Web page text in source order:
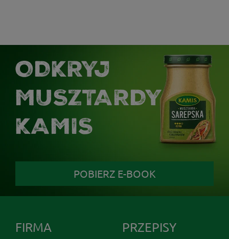
ODKRYJ
MUSZTARDY
KAMIS
POBIERZ E-BOOK
FIRMA PRZEPISY